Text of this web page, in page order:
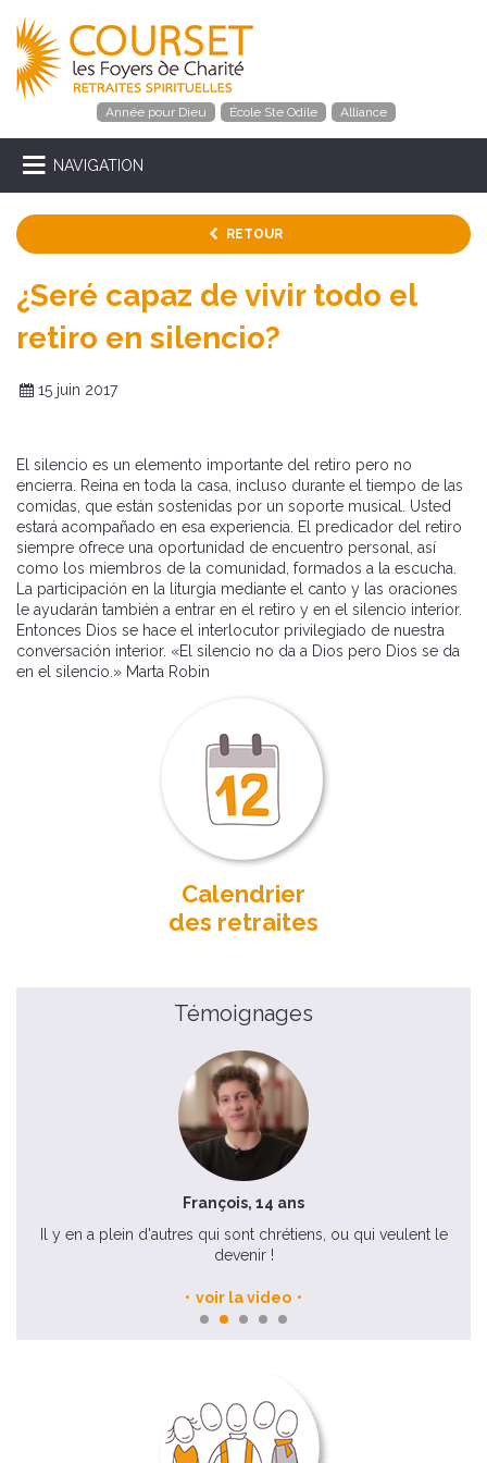
Année pour Dieu École Ste Odile Alliance
NAVIGATION
RETOUR
¿Seré capaz de vivir todo el
retiro en silencio?
15 juin 2017
El silencio es un elemento importante del retiro pero no
encierra. Reina en toda la casa, incluso durante el tiempo de las
comidas, que están sostenidas por un soporte musical. Usted
estará acompañado en esa experiencia. El predicador del retiro
siempre ofrece una oportunidad de encuentro personal, así
como los miembros de la comunidad, formados a la escucha.
La participación en la liturgia mediante el canto y las oraciones
le ayudarán también a entrar en el retiro y en el silencio interior.
Entonces Dios se hace el interlocutor privilegiado de nuestra
conversación interior. «El silencio no da a Dios pero Dios se da
en el silencio.» Marta Robin
Calendrier
des retraites
Témoignages
François, 14 ans
Il y en a plein d'autres qui sont chrétiens, ou qui veulent le
devenir !
voir la video